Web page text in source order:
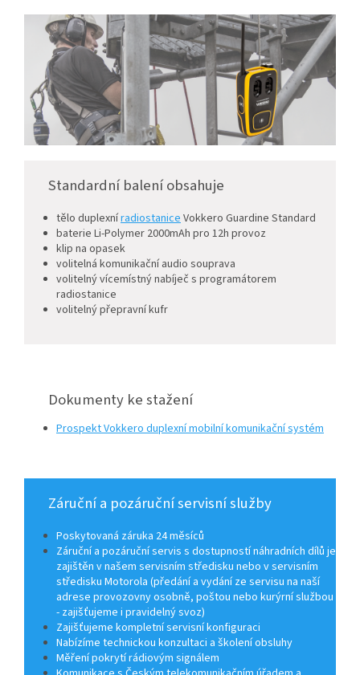
Standardní balení obsahuje
tělo duplexníradiostaniceVokkero Guardine Standard
baterie Li-Polymer 2000mAh pro 12h provoz
klip na opasek
volitelná komunikační audio souprava
volitelný vícemístný nabíječ s programátorem
radiostanice
volitelný přepravní kufr
Dokumenty ke stažení
Prospekt Vokkero duplexní mobilní komunikační systém
Záruční a pozáruční servisní služby
Poskytovaná záruka 24 měsíců
Záruční a pozáruční servis s dostupností náhradních dílů je
zajištěn v našem servisním středisku nebo v servisním
středisku Motorola (předání a vydání ze servisu na naší
adrese provozovny osobně, poštou nebo kurýrní službou
- zajišťujeme i pravidelný svoz)
Zajišťujeme kompletní servisní konfiguraci
Nabízíme technickou konzultaci a školení obsluhy
Měření pokrytí rádiovým signálem